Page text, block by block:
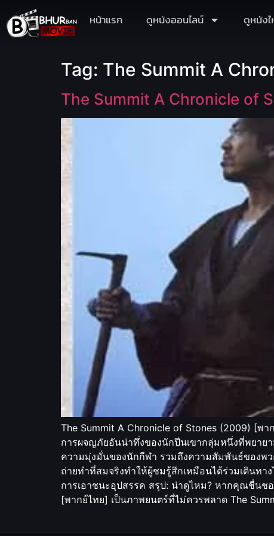
หน้าแรก ดูหนังออนไลน์ ดูหนัง
Tag: The Summit A
The Summit A Chronicle of
The Summit A Chronicle of Stones (2009) [พ
การผจญภัยอันน่าทึ่งของนักปีนเขากลุ่มหนึ่งที่พยายา
ความมุ่งมั่นของนักกีฬา รวมถึงความสัมพันธ์ของพว
ถ่ายทำที่สมจริงทำให้ผู้ชมรู้สึกเหมือนได้ร่วมเดินท
การเอาชนะอุปสรรค สรุป: น่าดูไหม? หากคุณชื่นช
[พากย์ไทย] เป็นภาพยนตร์ที่ไม่ควรพลาด The